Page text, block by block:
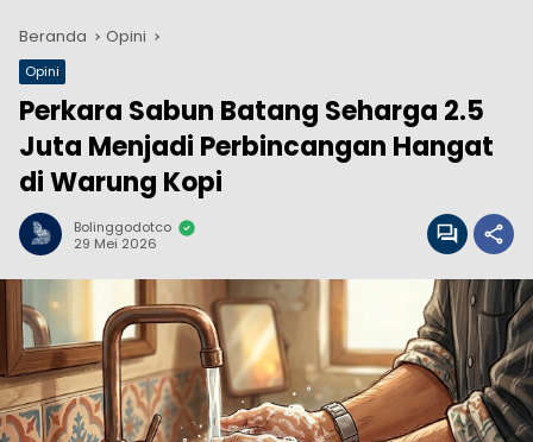
Beranda Opini
Opini
Perkara Sabun Batang Seharga 2.5
Juta Menjadi Perbincangan Hangat
di Warung Kopi
Bolinggodotco
29 Mei 2026